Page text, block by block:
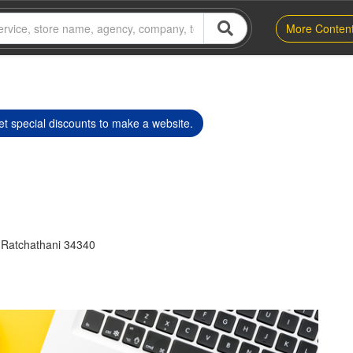
More
special discounts to make a website.
34340